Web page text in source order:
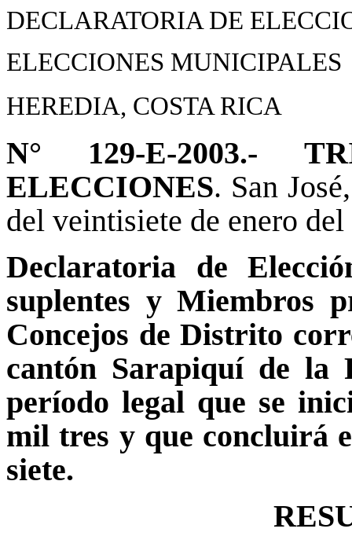
DECLARATORIA DE
ELECCIONES MUNICIPALES
HEREDIA, COSTA RICA
N° 129-E-2003.-
ELECCIONES. San
del veintisiete de enero
Declaratoria de
suplentes y Miembros
Concejos de Distrito
cantón Sarapiquí de la
período legal que se
mil tres y que concluirá
siete.